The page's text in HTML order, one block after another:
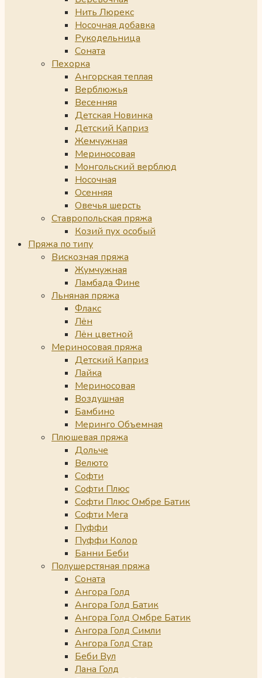
Нить Люрекс
Носочная добавка
Рукодельница
Соната
Пехорка
Ангорская теплая
Верблюжья
Весенняя
Детская Новинка
Детский Каприз
Жемчужная
Мериносовая
Монгольский верблюд
Носочная
Осенняя
Овечья шерсть
Ставропольская пряжа
Козий пух особый
Пряжа по типу
Вискозная пряжа
Жумчужная
Ламбада Фине
Льняная пряжа
Флакс
Лён
Лён цветной
Мериносовая пряжа
Детский Каприз
Лайка
Мериносовая
Воздушная
Бамбино
Меринго Объемная
Плюшевая пряжа
Дольче
Велюто
Софти
Софти Плюс
Софти Плюс Омбре Батик
Софти Мега
Пуффи
Пуффи Колор
Банни Беби
Полушерстяная пряжа
Соната
Ангора Голд
Ангора Голд Батик
Ангора Голд Омбре Батик
Ангора Голд Симли
Ангора Голд Стар
Беби Вул
Лана Голд